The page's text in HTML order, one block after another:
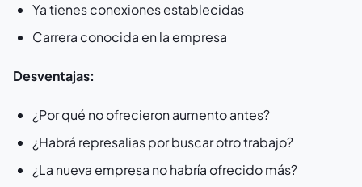
Ya tienes conexiones establecidas
Carrera conocida en la empresa
Desventajas:
¿Por qué no ofrecieron aumento antes?
¿Habrá represalias por buscar otro trabajo?
¿La nueva empresa no habría ofrecido más?